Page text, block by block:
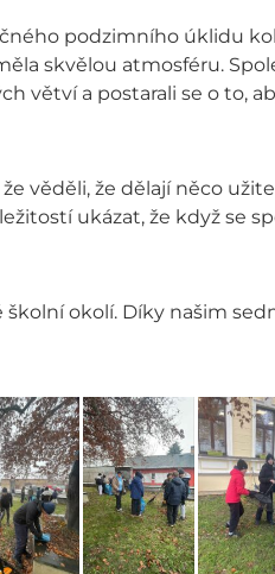
podzimního úklidu
skvělou atmosféru.
větví a postarali se o to,
věděli, že dělají něco
ukázat, že když se
školní okolí. Díky našim